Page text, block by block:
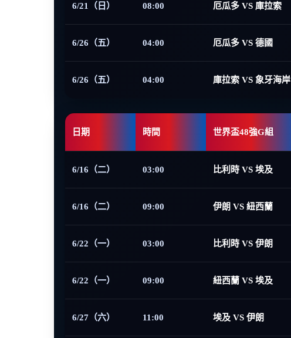
6/21（日） 08:00 厄瓜多 VS 庫拉索
6/26（五） 04:00 厄瓜多 VS 德國
6/26（五） 04:00 庫拉索 VS 象牙海岸
日期 時間 世界盃48強G組
6/16（二） 03:00 比利時 VS 埃及
6/16（二） 09:00 伊朗 VS 紐西蘭
6/22（一） 03:00 比利時 VS 伊朗
6/22（一） 09:00 紐西蘭 VS 埃及
6/27（六） 11:00 埃及 VS 伊朗